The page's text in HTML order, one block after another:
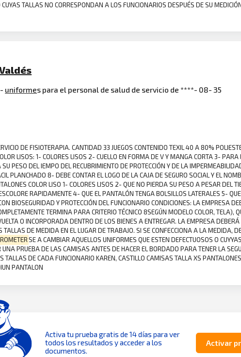
TALLAS NO CORRESPONDAN A LOS FUNCIONARIOS DESPUÉS DE SU
uniformes para el personal de salud de servicio de ****- 08- 35
DE FISIOTERAPIA. CANTIDAD 33 JUEGOS CONTENIDO TEXIL 40 A 80%
LISOS: 1- COLORES LISOS 2- CUELLO EN FORMA DE V Y MANGA CORTA 3- PARA
PESO DEL IEMPO DEL RECUBRIMIENTO DE PROTECCIÓN Y DE LA
PLANCHADO 8- DEBE CONTAR EL LOGO DE LA CAJA DE SEGURO SOCIAL Y EL
COLOR LISO 1- COLORES LISOS 2- QUE NO PIERDA SU PESO A PESAR DEL
RAPIDAMENTE 4- QUE EL PANTALÓN TENGA BOLSILLOS LATERALES 5-
BIOSEGURIDAD Y PROTECCIÓN DEL FUNCIONARIO CONDICIONES: LA EMPRESA
TERMINA PARA CRITERIO TÉCNICO 8SEGÚN MODELO COLOR, TELA),
O INCORPORADA DENTRO DE LOS BIENES A ENTREGAR. LA EMPRESA DEBERÁ
DE MEDIDA EN EL LUGAR DE TRABAJO. SI SE CONFECCIONA A LA MEDIDA,
SE A CAMBIAR AQUELLOS UNIFORMES QUE ESTEN DEFECTUOSOS O
PRUEBA DE LAS CAMISAS ANTES DE HACER EL BORDADO PARA TENER LA
TALLAS DE CADA FUNCIONARIO KAREN, CASTILLO CAMISAS TALLA XS
PANTALON
Activa tu prueba gratis de 14 días para ver
todos los resultados y acceder a los
documentos.
Activar